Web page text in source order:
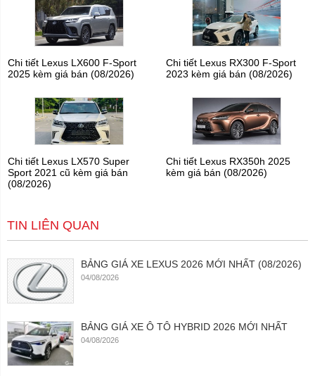
Chi tiết Lexus LX600 F-Sport
2025 kèm giá bán (08/2026)
Chi tiết Lexus RX300 F-Sport
2023 kèm giá bán (08/2026)
Chi tiết Lexus LX570 Super
Sport 2021 cũ kèm giá bán
(08/2026)
Chi tiết Lexus RX350h 2025
kèm giá bán (08/2026)
TIN LIÊN QUAN
BẢNG GIÁ XE LEXUS 2026 MỚI NHẤT (08/2026)
04/08/2026
BẢNG GIÁ XE Ô TÔ HYBRID 2026 MỚI NHẤT
04/08/2026